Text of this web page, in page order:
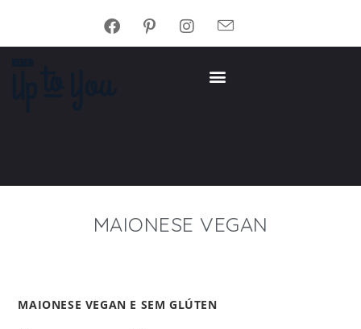
MAIONESE VEGAN
MAIONESE VEGAN E SEM GLÚTEN